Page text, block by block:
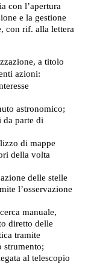
con l’apertura
e la gestione
con rif. alla lettera
a titolo
azioni:
astronomico;
parte di
di mappe
della volta
delle stelle
l’osservazione
manuale,
diretto delle
tramite
strumento;
al telescopio